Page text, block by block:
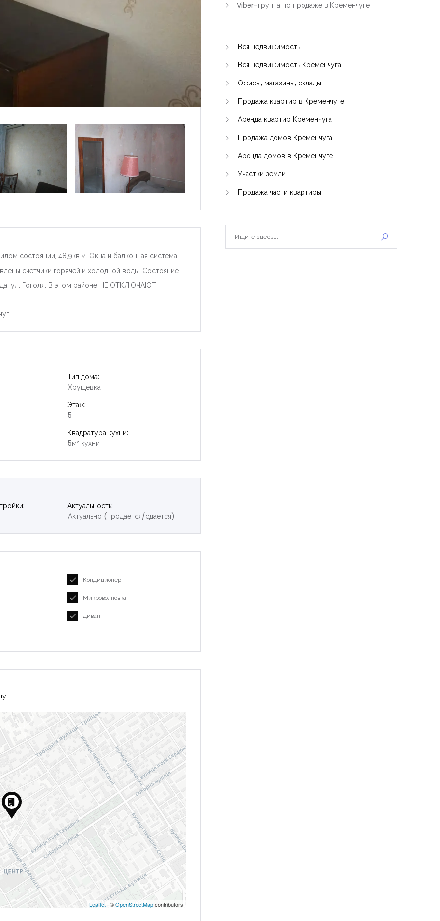
состоянии, 48,9кв.м. Окна и балконная система-
счетчики горячей и холодной воды. Состояние -
ул. Гоголя. В этом районе НЕ ОТКЛЮЧАЮТ
Тип дома:
Хрущевка
Этаж:
5
Квадратура кухни:
5м² кухни
Актуальность:
Актуально (продается/сдается)
Кондиционер
Микроволновка
Диван
Leaflet | ©OpenStreetMapcontributors
Viber-группа по продаже в Кременчуге
Вся недвижимость
Вся недвижимость Кременчуга
Офисы, магазины, склады
Продажа квартир в Кременчуге
Аренда квартир Кременчуга
Продажа домов Кременчуга
Аренда домов в Кременчуге
Участки земли
Продажа части квартиры
Запомнить Forgot Password?
Войти